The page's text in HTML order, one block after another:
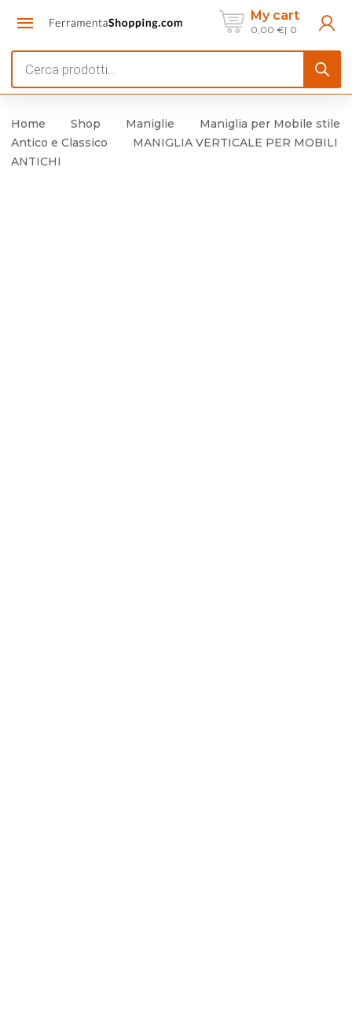
My cart
0,00 € 0
search
Home Shop Maniglie
Maniglia per Mobile stile
Antico e Classico
MANIGLIA VERTICALE PER MOBILI
ANTICHI